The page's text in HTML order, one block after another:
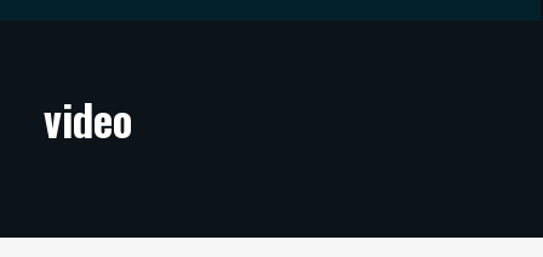
ARTIKKELIT
TECHBBS
video